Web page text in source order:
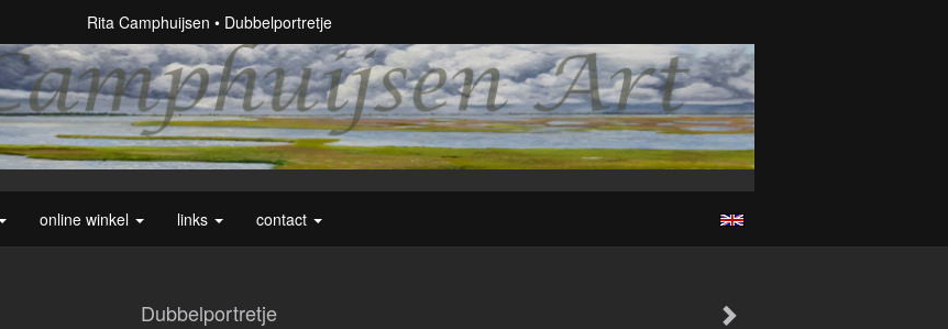
Rita Camphuijsen Dubbelportretje
online winkel links contact
Dubbelportretje